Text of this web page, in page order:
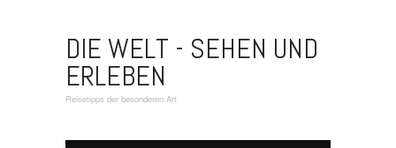
DIE WELT - SEHEN UND
ERLEBEN
Reisetipps der besonderen Art